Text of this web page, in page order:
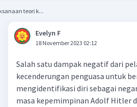
teori k...
Evelyn F
18 November 2023 02:12
Salah satu dampak negatif dari
kecenderungan penguasa untuk
mengidentifikasi diri sebagai
masa kepemimpinan Adolf Hitler